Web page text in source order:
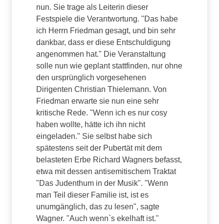
nun. Sie trage als Leiterin dieser
Festspiele die Verantwortung. "Das habe
ich Herrn Friedman gesagt, und bin sehr
dankbar, dass er diese Entschuldigung
angenommen hat." Die Veranstaltung
solle nun wie geplant stattfinden, nur ohne
den ursprünglich vorgesehenen
Dirigenten Christian Thielemann. Von
Friedman erwarte sie nun eine sehr
kritische Rede. "Wenn ich es nur cosy
haben wollte, hätte ich ihn nicht
eingeladen." Sie selbst habe sich
spätestens seit der Pubertät mit dem
belasteten Erbe Richard Wagners befasst,
etwa mit dessen antisemitischem Traktat
"Das Judenthum in der Musik". "Wenn
man Teil dieser Familie ist, ist es
unumgänglich, das zu lesen", sagte
Wagner. "Auch wenn`s ekelhaft ist."